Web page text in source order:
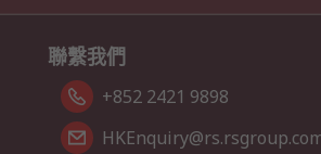
聯繫我們
+852 2421 9898